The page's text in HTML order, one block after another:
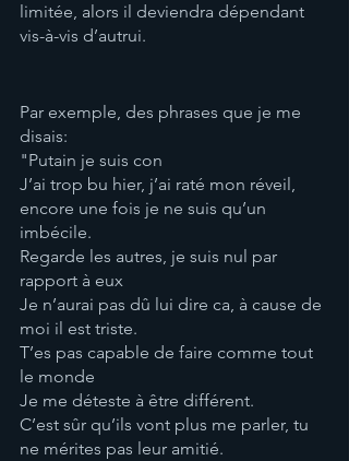
limitée, alors il deviendra dépendant
vis-à-vis d’autrui.
Par exemple, des phrases que je me
disais:
"Putain je suis con
J’ai trop bu hier, j’ai raté mon réveil,
encore une fois je ne suis qu’un
imbécile.
Regarde les autres, je suis nul par
rapport à eux
Je n’aurai pas dû lui dire ca, à cause de
moi il est triste.
T’es pas capable de faire comme tout
le monde
Je me déteste à être différent.
C’est sûr qu’ils vont plus me parler, tu
ne mérites pas leur amitié.